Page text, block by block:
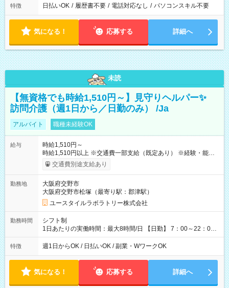
特徴 日払いOK / 履歴書不要 / 電話対応なし / パソコンスキル不要
気になる！ 応募する 詳細へ
未読
【無資格でも時給1,510円～】見守りヘルパー✨
訪問介護（週1日から／日勤のみ） /Ja
アルバイト 職種未経験OK
給与
時給1,510円～
時給1,510円以上 ※交通費一部支給（既定あり） ※経験・能力を
考慮して決定します 【収入例】 週1回勤務の場合：1,510円×8時
間×4回=4万8,320円 週3回勤務の場合：1,510円×8時間×12回
1,600円 【試用期間】試用期間あり 試用期間の長さ：2ヶ月
※ 雇用形態と給与に、本採用時と異なる部分があります。 雇用
形態：本採用時と同じです。 給与：時給 1,180円以上
交通費別途支給あり
勤務地
大阪府交野市
大阪府交野市松塚（最寄り駅：郡津駅）
ユースタイルラボラトリー株式会社
勤務時間
シフト制
1日あたりの実働時間：最大8時間/日 【日勤】 7：00～22：00
の間で4～8時間勤務（休憩時間は法定通り） ※週1日～OK ／ 1
日4時間から勤務OK ／ 夜勤なし ＊＊ 勤務時間例 ＊＊ ■7時
変動 ※曜日固定（毎週同じ曜日勤務）
特徴 週1日からOK / 日払いOK / 副業・WワークOK
気になる！ 応募する 詳細へ